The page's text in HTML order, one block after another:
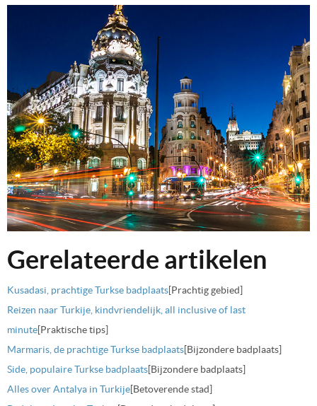
Gerelateerde artikelen
Kusadasi, prachtige Turkse badplaats[Prachtig gebied]
Reizen naar Turkije, kindvriendelijk, all inclusive of last
minute[Praktische tips]
Marmaris, de prachtige Turkse badplaats[Bijzondere badplaats]
Side, populaire Turkse badplaats[Bijzondere badplaats]
Alles over Antalya in Turkije[Betoverende stad]